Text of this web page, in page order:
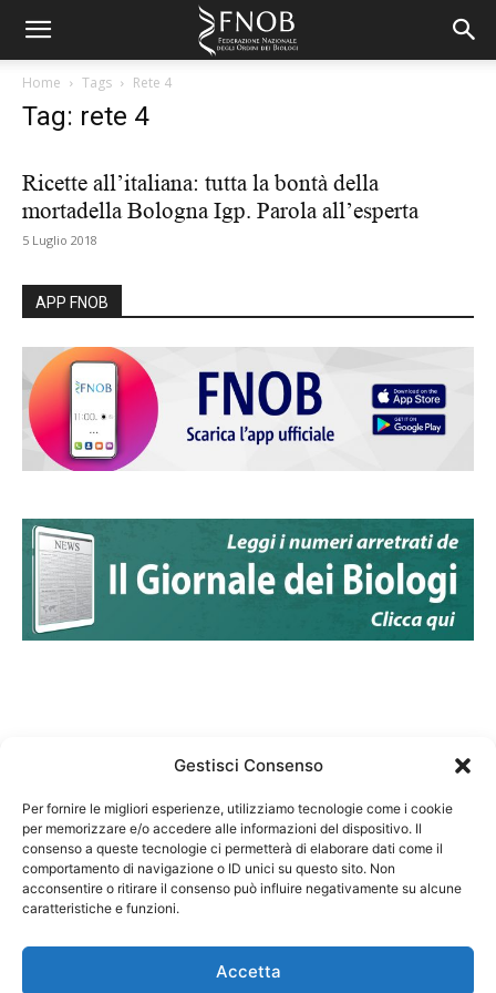
Gestisci Consenso
Per fornire le migliori esperienze, utilizziamo tecnologie come i cookie
per memorizzare e/o accedere alle informazioni del dispositivo. Il
consenso a queste tecnologie ci permetterà di elaborare dati come il
comportamento di navigazione o ID unici su questo sito. Non
acconsentire o ritirare il consenso può influire negativamente su alcune
caratteristiche e funzioni.
Accetta
Home Tags Rete 4
Tag: rete 4
Ricette all’italiana: tutta la bontà della
mortadella Bologna Igp. Parola all’esperta
5 Luglio 2018
APP FNOB
Federazione Nazionale Degli Ordini dei Biologi:
codice fiscale 80069130583
Responsabile sito internet www.fnob.it: Vincenzo